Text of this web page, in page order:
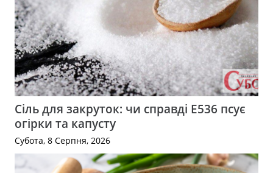
Сіль для закруток: чи справді Е536 псує
огірки та капусту
Субота, 8 Серпня, 2026